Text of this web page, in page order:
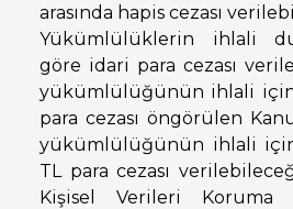
arasında hapis cezası
Yükümlülüklerin ihlali
göre idari para cezası
yükümlülüğünün ihlali için
para cezası öngörülen
yükümlülüğünün ihlali için
TL para cezası
Kişisel Verileri Koruma